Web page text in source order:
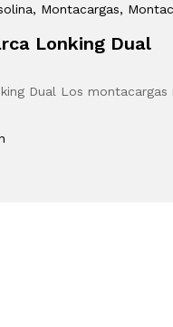
, Montacargas,
Lonking Dual
Dual Los